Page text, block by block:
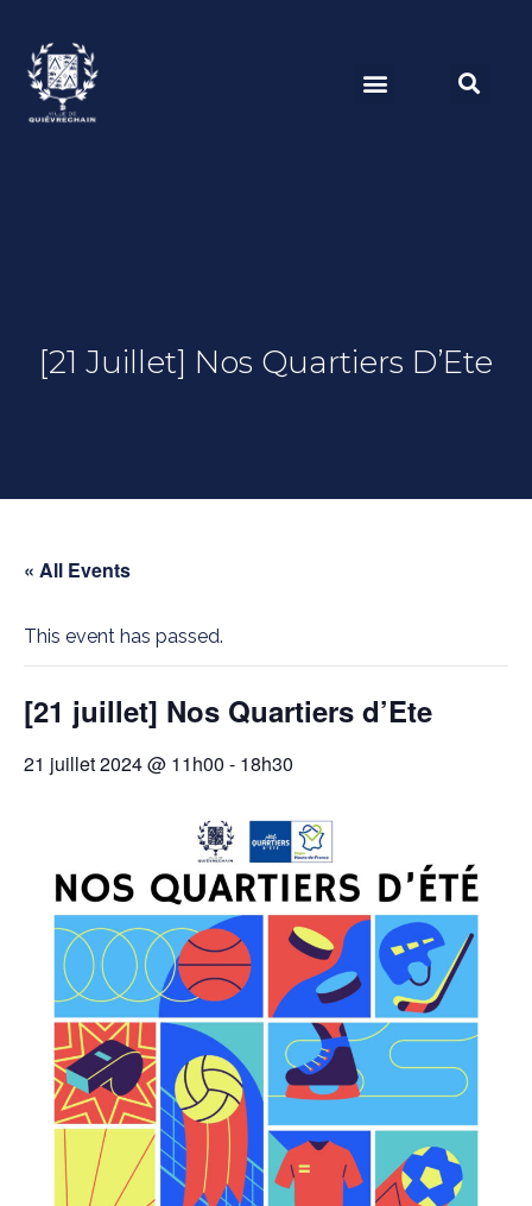
[21 Juillet] Nos Quartiers D’Ete
« All Events
This event has passed.
[21 juillet] Nos Quartiers d’Ete
21 juillet 2024 @ 11h00 - 18h30